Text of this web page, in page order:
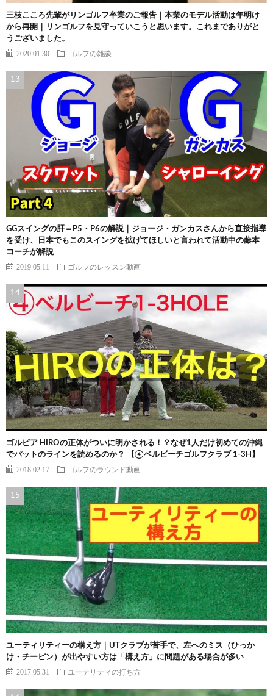
三枝こころ先輩がリンゴルフ卒業のご報告｜本業のモデル活動は年明け
から再開｜リンゴルフを見守っていこうと思います。これまでありがと
うございました。
2020.01.30 ゴルフの雑談
GGスイングの肝＝P5・P6の解説｜ジョージ・ガンカスさんから直接指導
を受け、日本でもこのスイングを拡げてほしいと言われて活動中の藤本
コーチが解説
2019.05.11 ゴルフのレッスン動画
ゴルピア HIROの正体がついに明かされる！？なぜ1人だけ初めての沖縄
でパットのラインを読めるのか？ 【④ベルビーチゴルフクラブ 1-3H】
2018.02.17 ゴルフのラウンド動画
ユーティリティーの構え方｜UTクラブが苦手で、左へのミス（ひっか
け・チーピン）が出やすい方は「構え方」に問題がある場合が多い
2017.05.31 ユーテリティの打ち方